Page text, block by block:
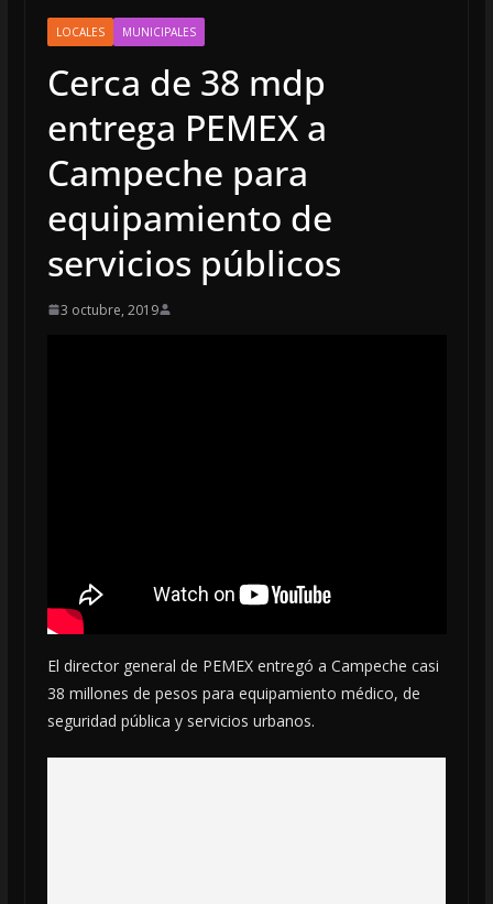
LOCALES MUNICIPALES
Cerca de 38 mdp
entrega PEMEX a
Campeche para
equipamiento de
servicios públicos
3 octubre, 2019
El director general de PEMEX entregó a Campeche casi
38 millones de pesos para equipamiento médico, de
seguridad pública y servicios urbanos.